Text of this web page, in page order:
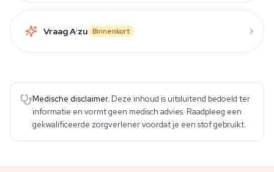
Vraag Aizu Binnenkort
Medische disclaimer. Deze inhoud is uitsluitend bedoeld ter
informatie en vormt geen medisch advies. Raadpleeg een
gekwalificeerde zorgverlener voordat je een stof gebruikt.